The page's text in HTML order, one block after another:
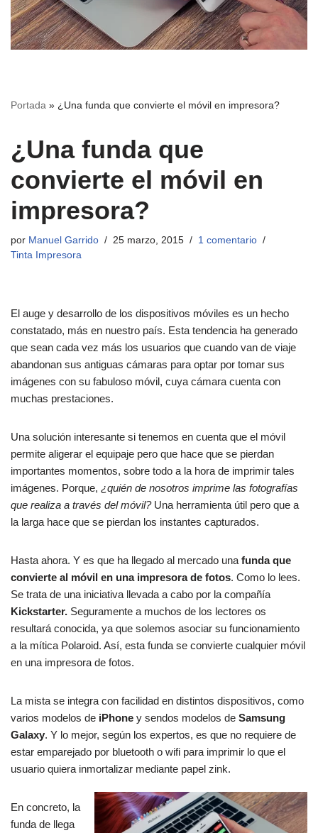
Portada » ¿Una funda que convierte el móvil en impresora?
¿Una funda que
convierte el móvil en
impresora?
por Manuel Garrido 25 marzo, 2015
1 comentario
Tinta Impresora
El auge y desarrollo de los dispositivos móviles es un hecho
constatado, más en nuestro país. Esta tendencia ha generado
que sean cada vez más los usuarios que cuando van de viaje
abandonan sus antiguas cámaras para optar por tomar sus
imágenes con su fabuloso móvil, cuya cámara cuenta con
muchas prestaciones.
Una solución interesante si tenemos en cuenta que el móvil
permite aligerar el equipaje pero que hace que se pierdan
importantes momentos, sobre todo a la hora de imprimir tales
imágenes. Porque, ¿quién de nosotros imprime las fotografías
que realiza a través del móvil?Una herramienta útil pero que a
la larga hace que se pierdan los instantes capturados.
Hasta ahora. Y es que ha llegado al mercado una funda que
convierte al móvil en una impresora de fotos. Como lo lees.
Se trata de una iniciativa llevada a cabo por la compañía
Kickstarter. Seguramente a muchos de los lectores os
resultará conocida, ya que solemos asociar su funcionamiento
a la mítica Polaroid. Así, esta funda se convierte cualquier móvil
en una impresora de fotos.
La mista se integra con facilidad en distintos dispositivos, como
varios modelos de iPhone y sendos modelos de Samsung
Galaxy. Y lo mejor, según los expertos, es que no requiere de
estar emparejado por bluetooth o wifi para imprimir lo que el
usuario quiera inmortalizar mediante papel zink.
En concreto, la
funda de llega